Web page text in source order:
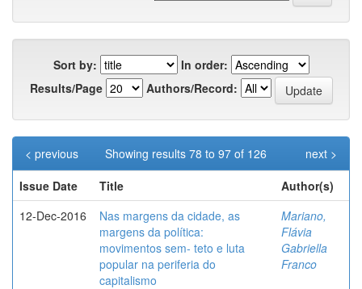
Sort by:
In order:
Results/Page
Authors/Record:
Showing results 78 to 97 of 126
< previous
next >
Issue Date
Title
Author(s)
12-Dec-2016
Nas margens da cidade, as
margens da política:
movimentos sem- teto e luta
popular na periferia do
capitalismo
Mariano,
Flávia
Gabriella
Franco